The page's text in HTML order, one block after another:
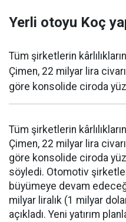
Yerli otoyu Koç
Tüm şirketlerin
Çimen, 22 milyar lira
göre konsolide ciroda
Tüm şirketlerin
Çimen, 22 milyar lira
göre konsolide ciroda
söyledi. Otomotiv
büyümeye devam
milyar liralık (1 milyar
açıkladı. Yeni yatırım